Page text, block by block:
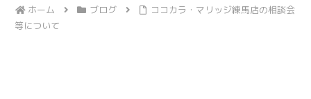
ホーム ブログ
ココカラ・マリッジ練馬店の相談会
等について